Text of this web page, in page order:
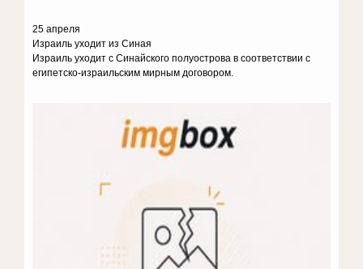
25 апреля
Израиль уходит из Синая
Израиль уходит с Синайского полуострова в соответствии с
египетско-израильским мирным договором.